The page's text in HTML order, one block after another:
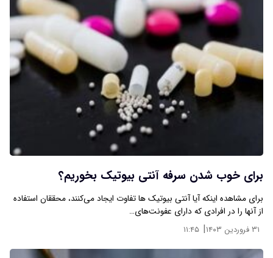
برای خوب شدن سرفه آنتی بیوتیک بخوریم؟
برای مشاهده اینکه آیا آنتی بیوتیک ها تفاوت ایجاد می‌کنند، محققان استفاده
از آنها را در افرادی که دارای عفونت‌های…
۳۱ فروردین ۱۴۰۳ | ۱۱:۴۵